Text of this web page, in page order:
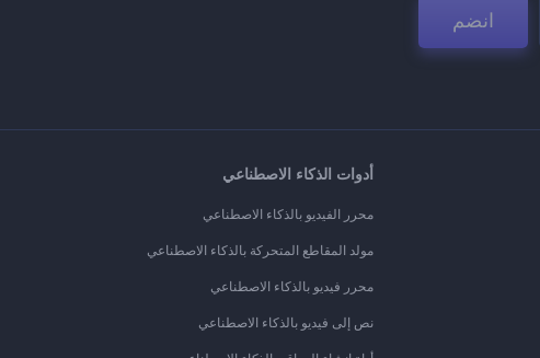
انضم
أدوات الذكاء الاصطناعي
محرر الفيديو بالذكاء الاصطناعي
مولد المقاطع المتحركة بالذكاء الاصطناعي
محرر فيديو بالذكاء الاصطناعي
نص إلى فيديو بالذكاء الاصطناعي